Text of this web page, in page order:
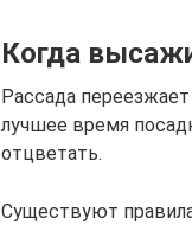
Когда
Рассада
лучшее время
отцветать.
Существуют